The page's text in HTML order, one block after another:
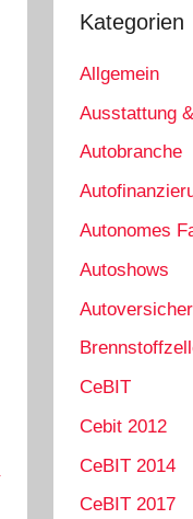
Kategorien
Allgemein
Ausstattung
Autobranche
Autonomes
Autoshows
CeBIT
Cebit 2012
CeBIT 2014
CeBIT 2017